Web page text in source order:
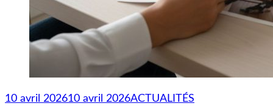
10 avril 202610 avril 2026ACTUALITÉS